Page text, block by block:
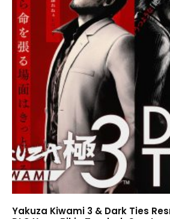
Yakuza Kiwami 3 & Dark Ties